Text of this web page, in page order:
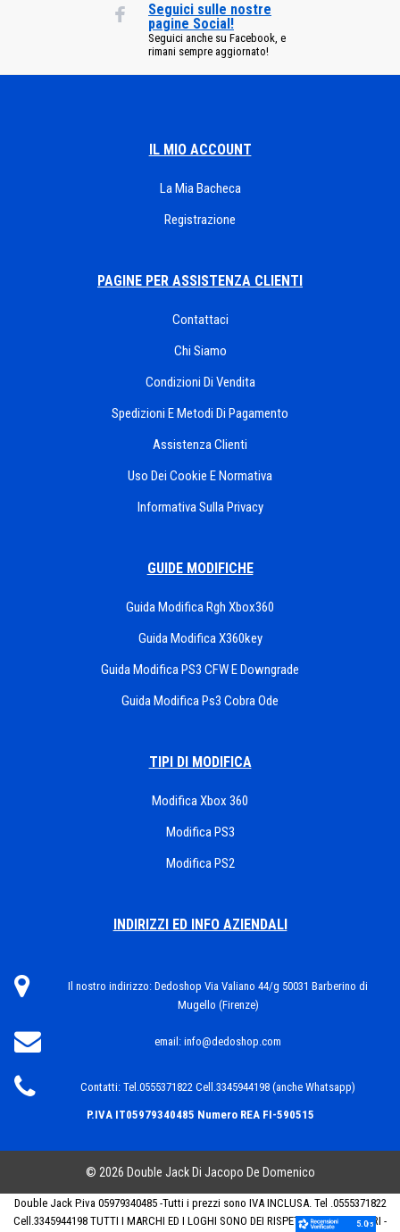
Seguici sulle nostre
pagine Social!
Seguici anche su Facebook, e
rimani sempre aggiornato!
IL MIO ACCOUNT
La Mia Bacheca
Registrazione
PAGINE PER ASSISTENZA CLIENTI
Contattaci
Chi Siamo
Condizioni Di Vendita
Spedizioni E Metodi Di Pagamento
Assistenza Clienti
Uso Dei Cookie E Normativa
Informativa Sulla Privacy
GUIDE MODIFICHE
Guida Modifica Rgh Xbox360
Guida Modifica X360key
Guida Modifica PS3 CFW E Downgrade
Guida Modifica Ps3 Cobra Ode
TIPI DI MODIFICA
Modifica Xbox 360
Modifica PS3
Modifica PS2
INDIRIZZI ED INFO AZIENDALI
Il nostro indirizzo: Dedoshop Via Valiano 44/g 50031 Barberino di
Mugello (Firenze)
email: info@dedoshop.com
Contatti: Tel.0555371822 Cell.3345944198 (anche Whatsapp)
P.IVA IT05979340485 Numero REA FI-590515
© 2026 Double Jack Di Jacopo De Domenico
Double Jack P.iva 05979340485 -Tutti i prezzi sono IVA INCLUSA. Tel .0555371822
Cell.3345944198 TUTTI I MARCHI ED I LOGHI SONO DEI RISPETTIVI PROPRIETARI -